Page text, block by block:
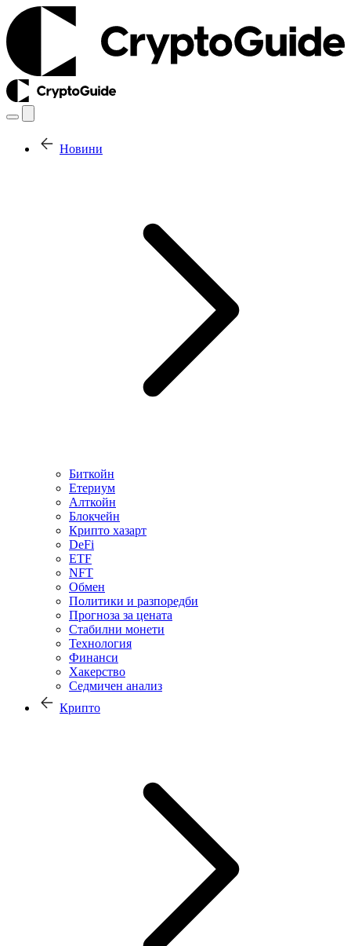
Новини
Биткойн
Етериум
Алткойн
Блокчейн
Крипто хазарт
DeFi
ETF
NFT
Обмен
Политики и разпоредби
Прогноза за цената
Стабилни монети
Технология
Финанси
Хакерство
Седмичен анализ
Крипто